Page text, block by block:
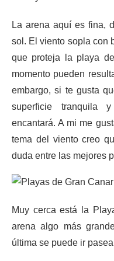
La arena aquí es fina,
sol. El viento sopla con
que proteja la playa
momento pueden
embargo, si te gusta
superficie tranquila
encantará. A mi me
tema del viento creo
duda entre las mejores
Muy cerca está la
arena algo más
última se puede ir